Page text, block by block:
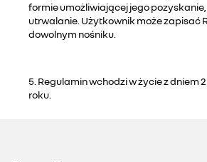
formie umożliwiającej jego
utrwalanie. Użytkownik może zapisać
dowolnym nośniku.
5. Regulamin wchodzi w życie z dniem
roku.